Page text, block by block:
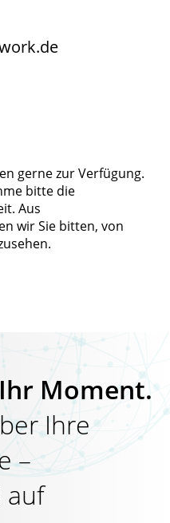
gerne zur Verfügung.
bitte die
Aus
wir Sie bitten, von
Moment.
Ihre
–
auf